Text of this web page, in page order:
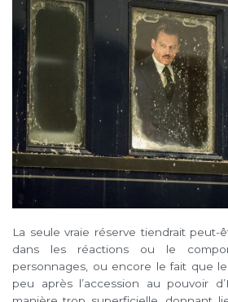
La seule vraie réserve tiendrait peut-
dans les réactions ou le
personnages, ou encore le fait que
peu après l’accession au pouvoir